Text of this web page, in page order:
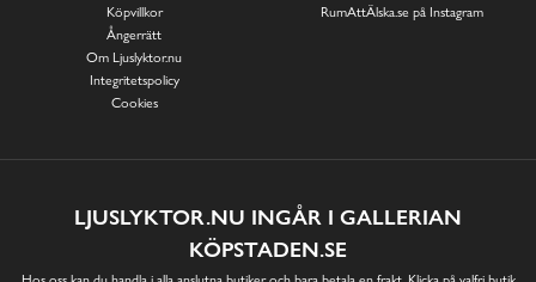
Köpvillkor
Ångerrätt
Om Ljuslyktor.nu
Integritetspolicy
Cookies
RumAttÄlska.se på Instagram
LJUSLYKTOR.NU INGÅR I GALLERIAN
KÖPSTADEN.SE